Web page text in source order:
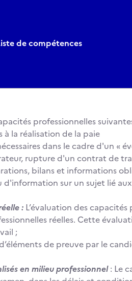
de compétences
professionnelles
à la réalisation de la paie
dans le cadre d'un «
rupture d'un contrat de
bilans et informations
d'information sur un sujet lié
: L’évaluation des capacités
réelles. Cette
;
de preuve par le
en milieu professionnel : Le